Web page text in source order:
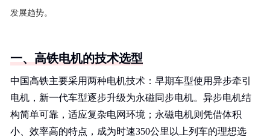
发展趋势。
一、高铁电机的技术选型
中国高铁主要采用两种电机技术：早期车型使用异步牵引
电机，新一代车型逐步升级为永磁同步电机。异步电机结
构简单可靠，适应复杂电网环境；永磁电机则凭借体积
小、效率高的特点，成为时速350公里以上列车的理想选